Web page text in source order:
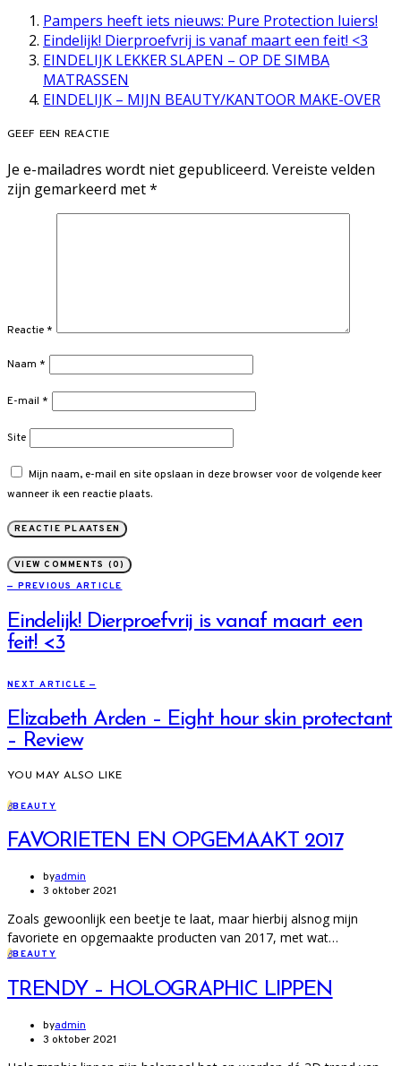
Pampers heeft iets nieuws: Pure Protection luiers!
Eindelijk! Dierproefvrij is vanaf maart een feit! <3
EINDELIJK LEKKER SLAPEN – OP DE SIMBA
MATRASSEN
EINDELIJK – MIJN BEAUTY/KANTOOR MAKE-OVER
GEEF EEN REACTIE
Je e-mailadres wordt niet gepubliceerd. Vereiste velden
zijn gemarkeerd met*
Reactie *
Naam *
E-mail *
Site
Mijn naam, e-mail en site opslaan in deze browser voor de volgende keer
wanneer ik een reactie plaats.
VIEW COMMENTS (0)
— PREVIOUS ARTICLE
Eindelijk! Dierproefvrij is vanaf maart een
feit! <3
NEXT ARTICLE —
Elizabeth Arden – Eight hour skin protectant
– Review
YOU MAY ALSO LIKE
BBEAUTY
FAVORIETEN EN OPGEMAAKT 2017
byadmin
3 oktober 2021
Zoals gewoonlijk een beetje te laat, maar hierbij alsnog mijn
favoriete en opgemaakte producten van 2017, met wat…
BBEAUTY
TRENDY – HOLOGRAPHIC LIPPEN
byadmin
3 oktober 2021